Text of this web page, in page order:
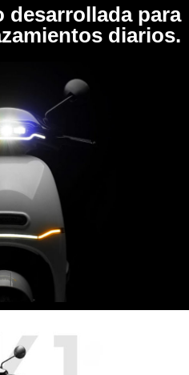
desarrollada para
diarios.